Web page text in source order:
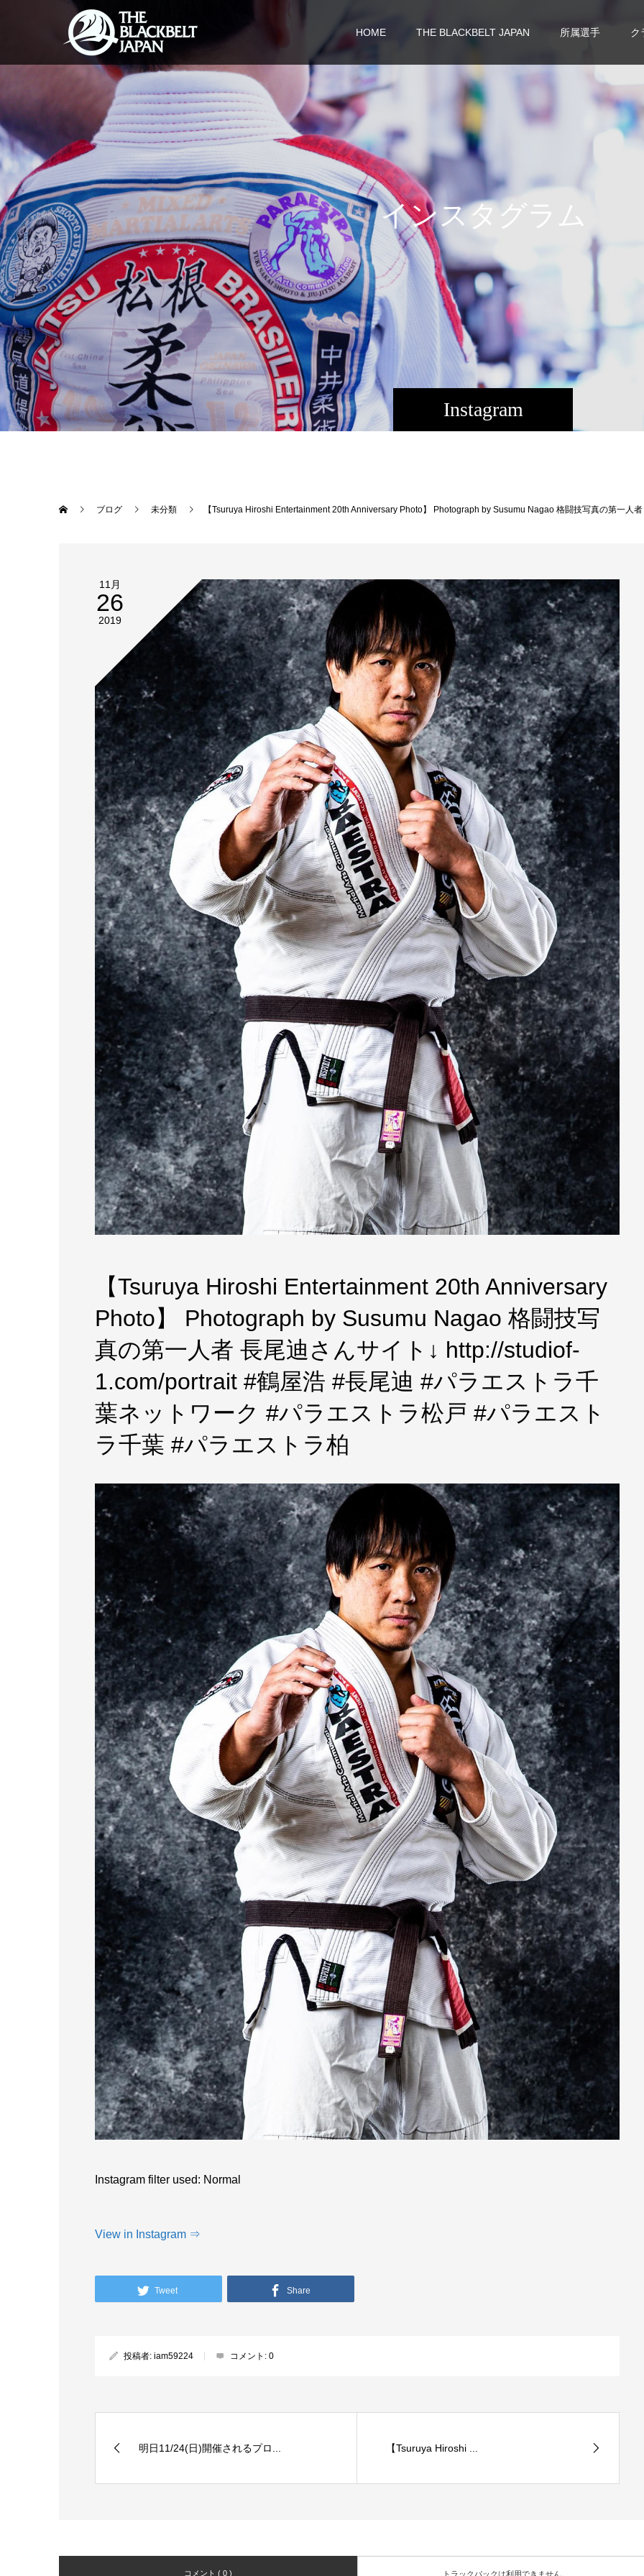
HOME THE BLACKBELT JAPAN 所属選手 ク
Instagram
インスタグラ ム
ブログ 未分類 【Tsuruya Hiroshi Entertainment 20th Anniversary Photo】 Photograph by Susumu Nagao 格闘技写真の第一人者 長尾迪さんサイト↓ http://studiof-1.com/portrait #鶴屋
11月
26
2019
【Tsuruya Hiroshi Entertainment 20th Anniversary
Photo】 Photograph by Susumu Nagao 格闘技写
真の第一人者 長尾迪さんサイト↓ http://studiof-
1.com/portrait #鶴屋浩 #長尾迪 #パラエストラ千
葉ネットワーク #パラエストラ松戸 #パラエスト
ラ千葉 #パラエストラ柏
Instagram filter used: Normal
View in Instagram ⇒
Tweet Share
投稿者: iam59224 コメント: 0
明日11/24(日)開催されるプロ... 【Tsuruya Hiroshi ...
コメント ( 0 ) トラックバックは利用できません。